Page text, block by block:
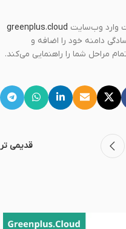
greenplus.cloud
دامنه‌ خود را اضافه و
مراحل شما را راهنمایی می‌کند.
قدیمی تر